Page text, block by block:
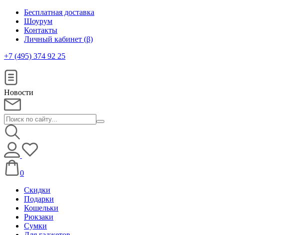
Бесплатная доставка
Шоурум
Контакты
Личный кабинет (β)
+7 (495) 374 92 25
Новости
0
Скидки
Подарки
Кошельки
Рюкзаки
Сумки